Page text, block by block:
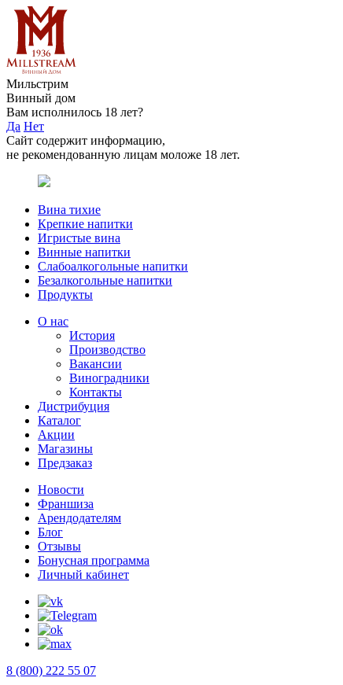
Мильстрим
Винный дом
Вам исполнилось 18 лет?
Да Нет
Сайт содержит информацию,
не рекомендованную лицам моложе 18 лет.
Вина тихие
Крепкие напитки
Игристые вина
Винные напитки
Слабоалкогольные напитки
Безалкогольные напитки
Продукты
О нас
История
Производство
Вакансии
Виноградники
Контакты
Дистрибуция
Каталог
Акции
Магазины
Предзаказ
Новости
Франшиза
Арендодателям
Блог
Отзывы
Бонусная программа
Личный кабинет
8 (800) 222 55 07